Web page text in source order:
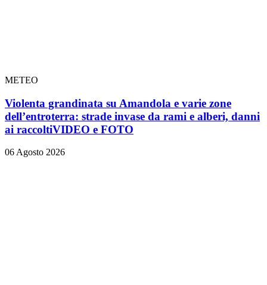
METEO
Violenta grandinata su Amandola e varie zone
dell’entroterra: strade invase da rami e alberi, danni
ai raccoltiVIDEO e FOTO
06 Agosto 2026